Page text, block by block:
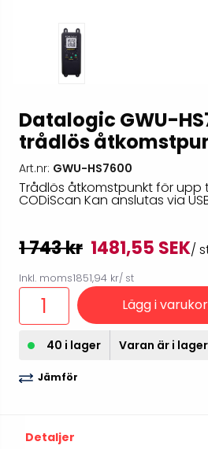
Datalogic GWU-
trådlös
Art.nr: GWU-HS7600
Trådlös åtkomstpunkt för upp
CODiScan Kan anslutas via
1 743 kr 1481,55 SEK/
Inkl. moms1851,94 kr/ st
Lägg i
40 i lager Varan är i lager
Jämför
Detaljer